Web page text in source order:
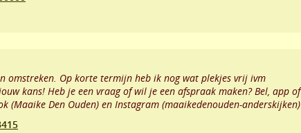
omstreken. Op korte termijn heb ik nog wat plekjes vrij ivm
kans! Heb je een vraag of wil je een afspraak maken? Bel, app of
(Maaike Den Ouden) en Instagram (maaikedenouden-anderskijken)